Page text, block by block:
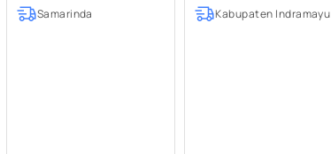
Samarinda Kabupaten Indramayu